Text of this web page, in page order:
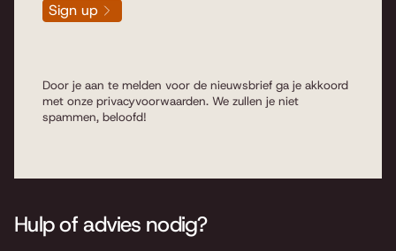
Sign up
Door je aan te melden voor de nieuwsbrief ga je akkoord
met onze privacyvoorwaarden. We zullen je niet
spammen, beloofd!
Hulp of advies nodig?